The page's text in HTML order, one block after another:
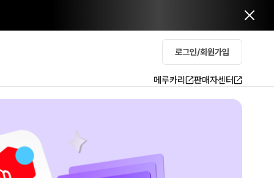
로그인/회원가입
메루카리 판매자센터